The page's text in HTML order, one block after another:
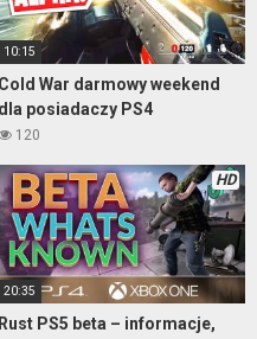
10:15
Cold War darmowy weekend
dla posiadaczy PS4
120
HD
20:35
Rust PS5 beta – informacje,